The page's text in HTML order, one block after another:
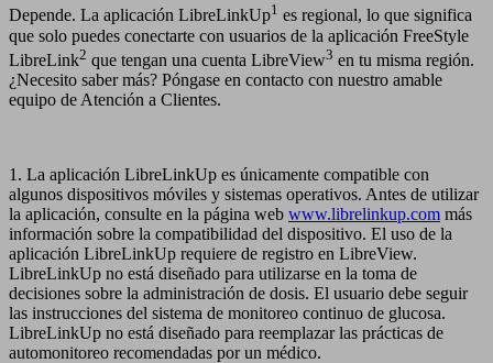
Depende. La aplicación LibreLinkUp1 es regional, lo que significa
que solo puedes conectarte con usuarios de la aplicación FreeStyle
LibreLink2 que tengan una cuenta LibreView3 en tu misma región.
¿Necesito saber más? Póngase en contacto con nuestro amable
equipo de Atención a Clientes.
1. La aplicación LibreLinkUp es únicamente compatible con
algunos dispositivos móviles y sistemas operativos. Antes de utilizar
la aplicación, consulte en la página web www.librelinkup.com más
información sobre la compatibilidad del dispositivo. El uso de la
aplicación LibreLinkUp requiere de registro en LibreView.
LibreLinkUp no está diseñado para utilizarse en la toma de
decisiones sobre la administración de dosis. El usuario debe seguir
las instrucciones del sistema de monitoreo continuo de glucosa.
LibreLinkUp no está diseñado para reemplazar las prácticas de
automonitoreo recomendadas por un médico.